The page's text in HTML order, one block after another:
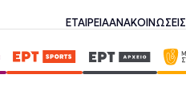
ΕΤΑΙΡΕΙΑΑΝΑΚΟΙΝΩΣΕΙΣ